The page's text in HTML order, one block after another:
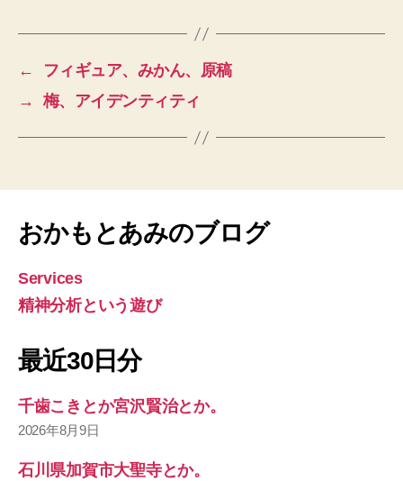
←
フィギュア、みかん、原稿
→
梅、アイデンティティ
おかもとあみのブログ
Services
精神分析という遊び
最近30日分
千歯こきとか宮沢賢治とか。
2026年8月9日
石川県加賀市大聖寺とか。